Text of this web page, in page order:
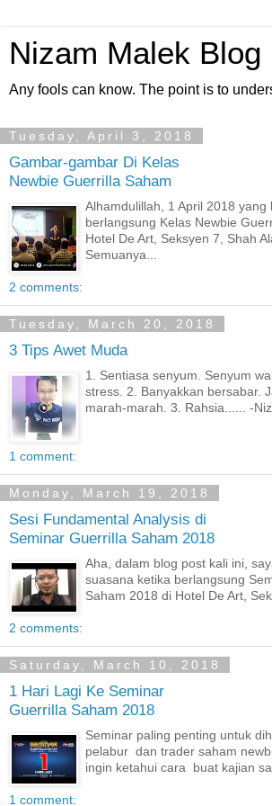
Nizam Malek Blog
Any fools can know. The point is to
Tuesday, April 3, 2018
Gambar-gambar Di Kelas
Newbie Guerrilla Saham
Alhamdulillah, 1 April 2018 yang
berlangsung Kelas Newbie
Hotel De Art, Seksyen 7, Shah
Semuanya...
2 comments:
Tuesday, March 20, 2018
3 Tips Awet Muda
1. Sentiasa senyum. Senyum
stress. 2. Banyakkan bersabar.
marah-marah. 3. Rahsia...... -
1 comment:
Monday, March 19, 2018
Sesi Fundamental Analysis di
Seminar Guerrilla Saham 2018
Aha, dalam blog post kali ini,
suasana ketika berlangsung
Saham 2018 di Hotel De Art,
2 comments:
Saturday, March 10, 2018
1 Hari Lagi Ke Seminar
Guerrilla Saham 2018
Seminar paling penting untuk
pelabur dan trader saham
ingin ketahui cara buat kajian
1 comment: